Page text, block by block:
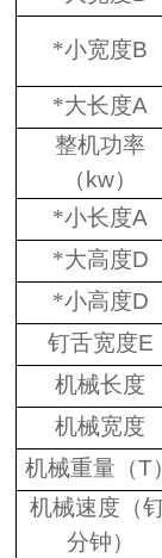
*小宽度B
*大长度A
整机功率
（ kw）
*小长度A
*大高度D
*小高度D
钉舌宽度E
机械长度
机械宽度
机械重量（T）
机械速度（
分钟）